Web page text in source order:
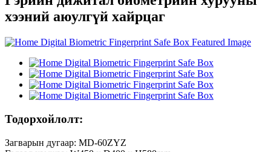
хээний аюулгүй хайрцаг
Тодорхойлолт:
Загварын дугаар: MD-60ZYZ